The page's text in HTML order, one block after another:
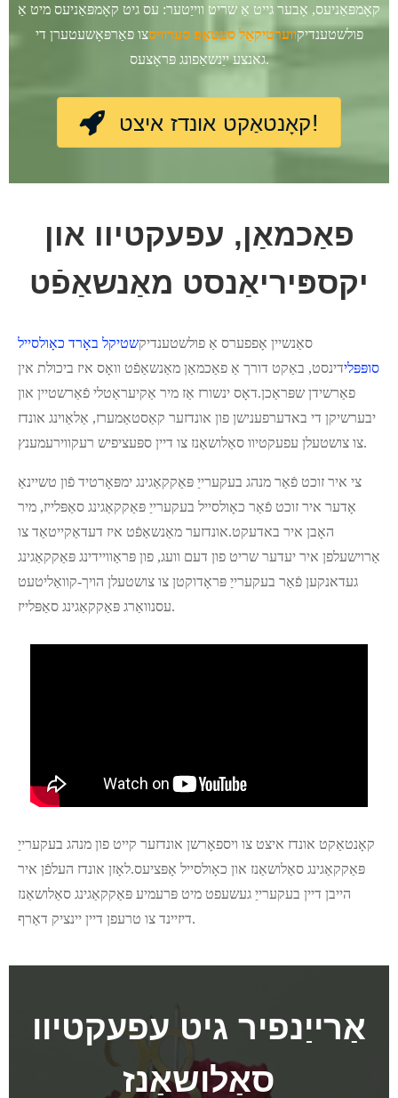
קאָמפּאַניעס, אָבער גייט אַ שריט ווייַטער: עס גיט קאָמפּאַניעס מיט אַ
פולשטענדיקווערטיקאַל סעטאַפּ סערוויסצו פאַרפּאָשעטערן די
גאנצע ייַנשאַפונג פּראָצעס.
קאָנטאַקט אונדז איצט!
פאַכמאַן, עפעקטיוו און
יקספּיריאַנסט מאַנשאַפֿט
סאַנשיין אָפפערס אַ פולשטענדיקשטיקל באָרד כאָולסייל
סופּפּלידינסט, באַקט דורך אַ פאַכמאַן מאַנשאַפֿט וואָס איז ביכולת אין
פאַרשידן שפּראַכן.דאָס ינשורז אַז מיר אַקיעראַטלי פֿאַרשטיין און
יבערשיקן די באדערפענישן פון אונדזער קאַסטאַמערז, אַלאַוינג אונדז
צו צושטעלן עפעקטיוו סאַלושאַנז צו דיין ספּעציפיש רעקווירעמענץ.
צי איר זוכט פֿאַר מנהג בעקערייַ פּאַקקאַגינג ימפּאָרטיד פֿון טשיינאַ
אָדער איר זוכט פֿאַר כאָולסייל בעקערייַ פּאַקקאַגינג סאַפּלייז, מיר
האָבן איר באדעקט.אונדזער מאַנשאַפֿט איז דעדאַקייטאַד צו
אַרוישעלפן איר יעדער שריט פון דעם וועג, פון פּראַוויידינג פּאַקקאַגינג
געדאנקען פֿאַר בעקערייַ פּראָדוקטן צו צושטעלן הויך-קוואַליטעט
עסנוואַרג פּאַקקאַגינג סאַפּלייז.
קאָנטאַקט אונדז איצט צו ויספאָרשן אונדזער קייט פון מנהג בעקערייַ
פּאַקקאַגינג סאַלושאַנז און כאָולסייל אָפּציעס.לאָזן אונדז העלפֿן איר
הייבן דיין בעקערייַ געשעפט מיט פּרעמיע פּאַקקאַגינג סאַלושאַנז
דיזיינד צו טרעפן דיין יינציק דאַרף.
אַרייַנפיר גיט עפעקטיוו
סאַלושאַנז